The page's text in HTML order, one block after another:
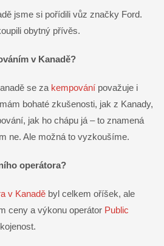
jsme si pořídili vůz značky Ford.
obytný přívěs.
v Kanadě?
se za kempování považuje i
bohaté zkušenosti, jak z Kanady,
jak ho chápu já – to znamená
ne. Ale možná to vyzkoušíme.
operátora?
v Kanadě byl celkem oříšek, ale
ceny a výkonu operátor Public